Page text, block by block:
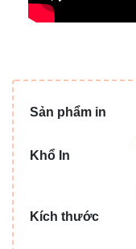
Sản phẩm in
Khổ In
Kích thước